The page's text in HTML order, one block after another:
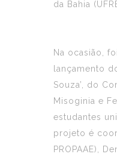
da Bahia
Na ocasião,
lançamento
Souza’, do
Misoginia e
estudantes
projeto é
PROPAAE),